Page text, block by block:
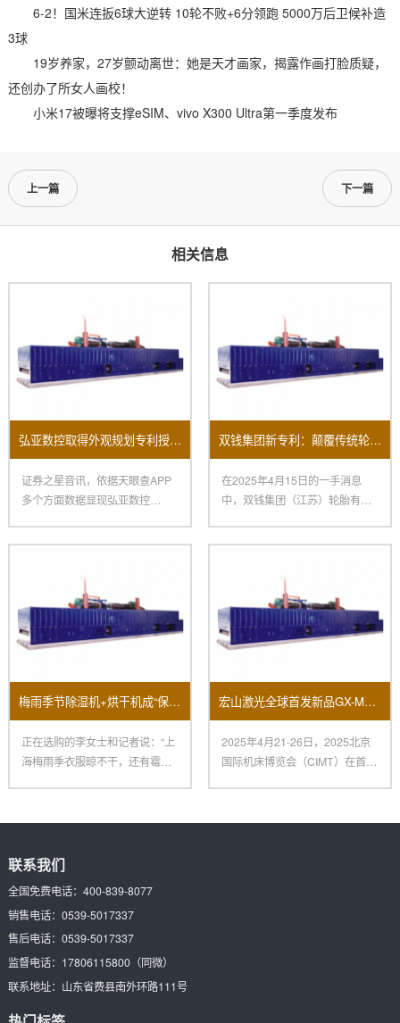
6-2！国米连扳6球大逆转 10轮不败+6分领跑 5000万后卫候补造
3球
19岁养家，27岁颤动离世：她是天才画家，揭露作画打脸质疑，
还创办了所女人画校！
小米17被曝将支撑eSIM、vivo X300 Ultra第一季度发布
上一篇 下一篇
相关信息
弘亚数控取得外观规划专利授权：“数控四边锯”
证券之星音讯，依据天眼查APP
多个方面数据显现弘亚数控
双钱集团新专利：颠覆传统轮胎生产的涂胶机
在2025年4月15日的一手消息
中，双钱集团（江苏）轮胎有限
梅雨季节除湿机+烘干机成“保命组合”销量大面积上涨！
正在选购的李女士和记者说：“上
海梅雨季衣服晾不干，还有霉
宏山激光全球首发新品GX-M立异科技闪烁2025北京国际机床展
2025年4月21-26日，2025北京
国际机床博览会（CIMT）在首都
联系我们
全国免费电话： 400-839-8077
销售电话： 0539-5017337
售后电话： 0539-5017337
监督电话： 17806115800（同微）
联系地址： 山东省费县南外环路111号